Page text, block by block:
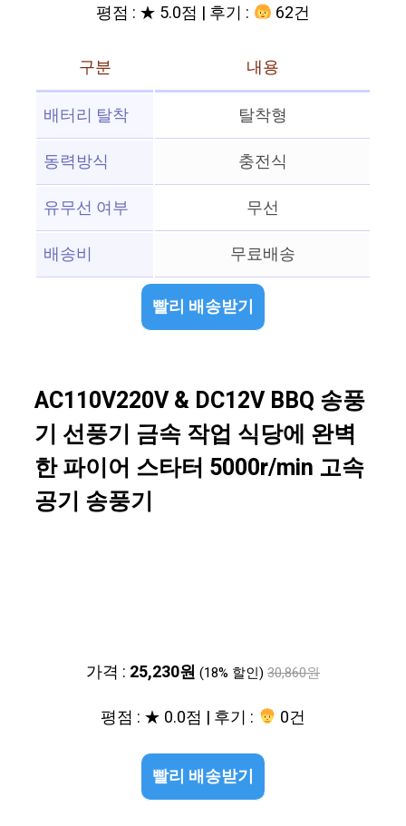
평점 : ★ 5.0점 | 후기 : 62건
구분
내용
배터리 탈착
탈착형
동력방식
충전식
유무선 여부
무선
배송비
무료배송
빨리 배송받기
AC110V220V & DC12V BBQ 송풍
기 선풍기 금속 작업 식당에 완벽
한 파이어 스타터 5000r/min 고속
공기 송풍기
가격 : 25,230원 (18% 할인) 30,860원
평점 : ★ 0.0점 | 후기 : 0건
빨리 배송받기